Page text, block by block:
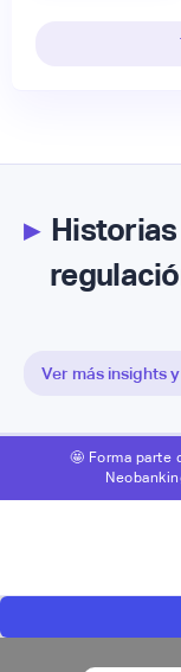
▸Historias
Ver más insights
🤩 Forma parte